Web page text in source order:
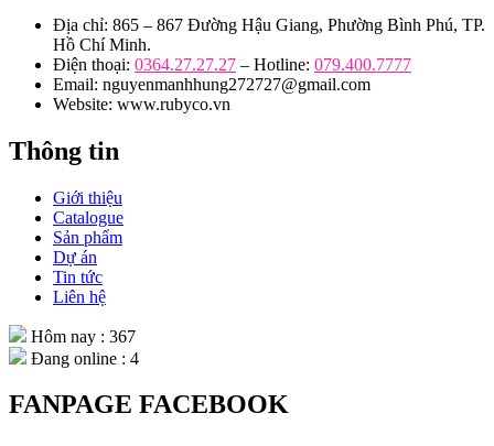
Địa chỉ: 865 – 867 Đường Hậu Giang, Phường Bình Phú, TP.
Hồ Chí Minh.
Điện thoại: 0364.27.27.27 – Hotline: 079.400.7777
Email: nguyenmanhhung272727@gmail.com
Website: www.rubyco.vn
Thông tin
Giới thiệu
Catalogue
Sản phẩm
Dự án
Tin tức
Liên hệ
Hôm nay : 367
Đang online : 4
FANPAGE FACEBOOK